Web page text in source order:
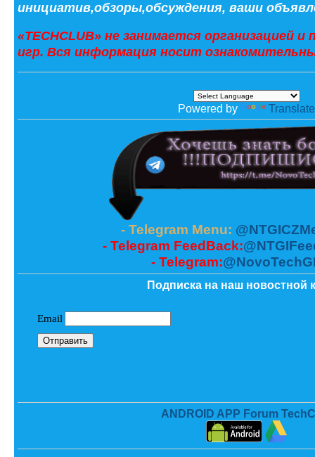
инициатив,обзоры,обсуждения, ваши
«TECHCLUB» не занимается организацией
игр. Вся информация носит
Powered by Translate
- Telegram Menu:
- Telegram FeedBack:
- Telegram:
Подписка на наш новостной
ANDROID APP Forum